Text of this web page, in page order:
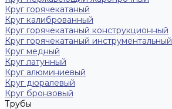
Круг горячекатаный
Круг калиброванный
Круг горячекатаный конструкционный
Круг горячекатаный инструментальный
Круг медный
Круг латунный
Круг алюминиевый
Круг дюралевый
Круг бронзовый
Трубы